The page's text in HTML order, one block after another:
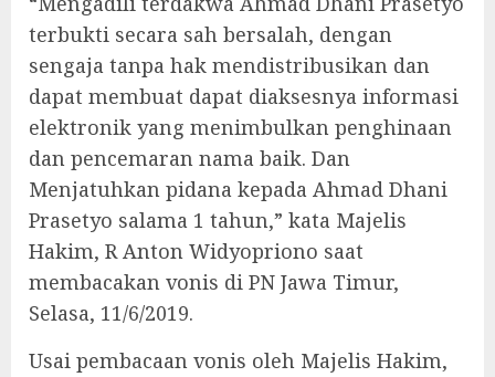
terbukti secara sah bersalah, dengan
sengaja tanpa hak mendistribusikan dan
dapat membuat dapat diaksesnya informasi
elektronik yang menimbulkan penghinaan
dan pencemaran nama baik. Dan
Menjatuhkan pidana kepada Ahmad Dhani
Prasetyo salama 1 tahun,” kata Majelis
Hakim, R Anton Widyopriono saat
membacakan vonis di PN Jawa Timur,
Selasa, 11/6/2019.
Usai pembacaan vonis oleh Majelis Hakim,